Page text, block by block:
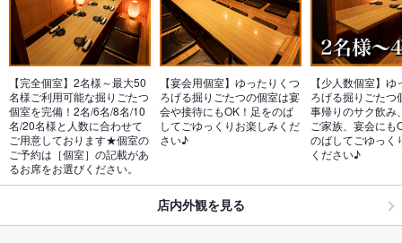
【完全個室】2名様～最大50
名様ご利用可能な掘りごたつ
個室を完備！2名/6名/8名/10
名/20名様と人数に合わせて
ご用意しております★個室の
ご予約は［個室］の記載があ
るお席をお選びください。
【宴会用個室】ゆったりくつ
ろげる掘りごたつの個室は宴
会や接待にもOK！足をのば
してごゆっくりお楽しみくだ
さい♪
【少人数個室】
ろげる掘りごたつ
事帰りのサク飲み
ご家族、宴会にも
のばしてごゆっく
ください♪
店内外観を見る